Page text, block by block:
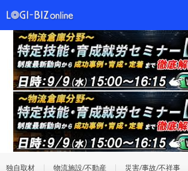
独自取材 物流施設/不動産 災害/事故/不祥事